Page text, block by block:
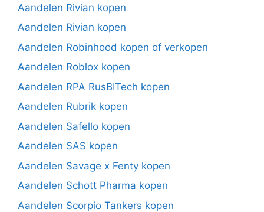
Aandelen Rivian kopen
Aandelen Rivian kopen
Aandelen Robinhood kopen of verkopen
Aandelen Roblox kopen
Aandelen RPA RusBITech kopen
Aandelen Rubrik kopen
Aandelen Safello kopen
Aandelen SAS kopen
Aandelen Savage x Fenty kopen
Aandelen Schott Pharma kopen
Aandelen Scorpio Tankers kopen